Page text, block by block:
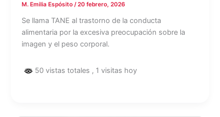
M. Emilia Espósito/20 febrero, 2026
Se llama TANE al trastorno de la conducta
alimentaria por la excesiva preocupación sobre la
imagen y el peso corporal.
50 vistas totales , 1 visitas hoy